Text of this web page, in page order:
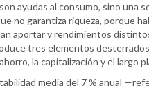
ayudas al consumo, sino una
no garantiza riqueza, porque
aportar y rendimientos
tres elementos
la capitalización y el largo
media del 7 % anual